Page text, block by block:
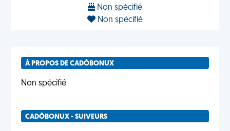
Non spécifié
Non spécifié
À PROPOS DE CADÔBONUX
Non spécifié
CADÔBONUX - SUIVEURS